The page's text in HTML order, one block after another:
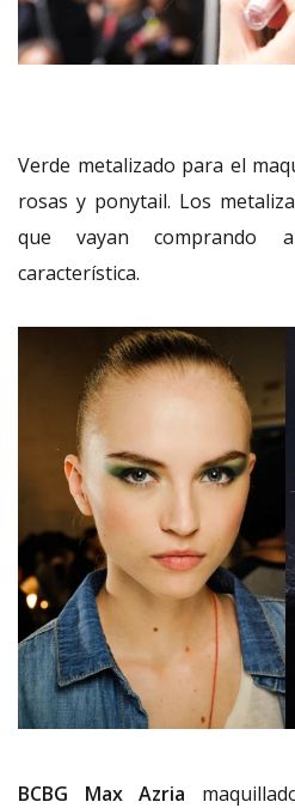
Verde metalizado para el
rosas y ponytail. Los
que vayan comprando
característica.
BCBG Max Azria